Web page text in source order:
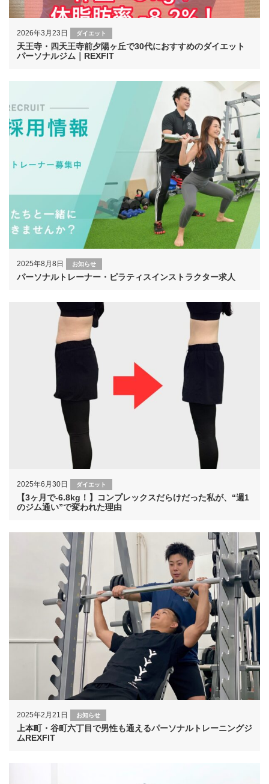
2026年3月23日 ダイエット
天王寺・四天王寺前夕陽ヶ丘で30代におすすめのダイエット
パーソナルジム｜REXFIT
2025年8月8日 お知らせ
パーソナルトレーナー・ピラティスインストラクター求人
2025年6月30日 ダイエット
【3ヶ月で-6.8kg！】コンプレックスだらけだった私が、“週1
のジム通い”で変われた理由
2025年2月21日 お知らせ
上本町・谷町六丁目で男性も通えるパーソナルトレーニングジ
ムREXFIT